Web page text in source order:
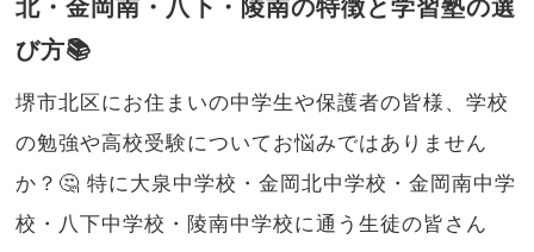
北・金岡南・八下・陵南の特徴と学習塾の選
び方📚
堺市北区にお住まいの中学生や保護者の皆様、学校
の勉強や高校受験についてお悩みではありません
か？🤔 特に大泉中学校・金岡北中学校・金岡南中学
校・八下中学校・陵南中学校に通う生徒の皆さん